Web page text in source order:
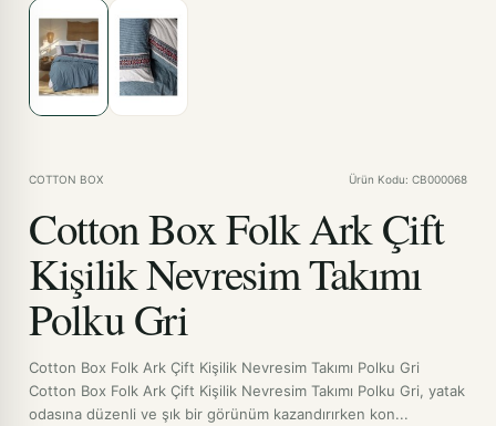
COTTON BOX Ürün Kodu: CB000068
Cotton Box Folk Ark Çift
Kişilik Nevresim Takımı
Polku Gri
Cotton Box Folk Ark Çift Kişilik Nevresim Takımı Polku Gri
Cotton Box Folk Ark Çift Kişilik Nevresim Takımı Polku Gri, yatak
odasına düzenli ve şık bir görünüm kazandırırken kon...